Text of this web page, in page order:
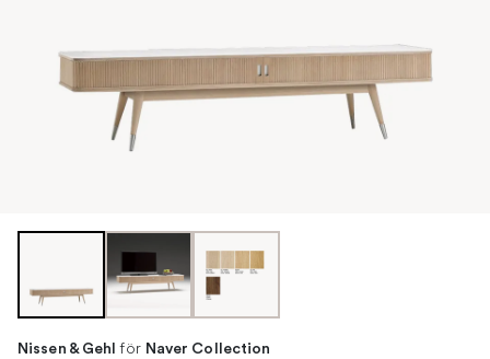
Nissen & Gehl för Naver Collection